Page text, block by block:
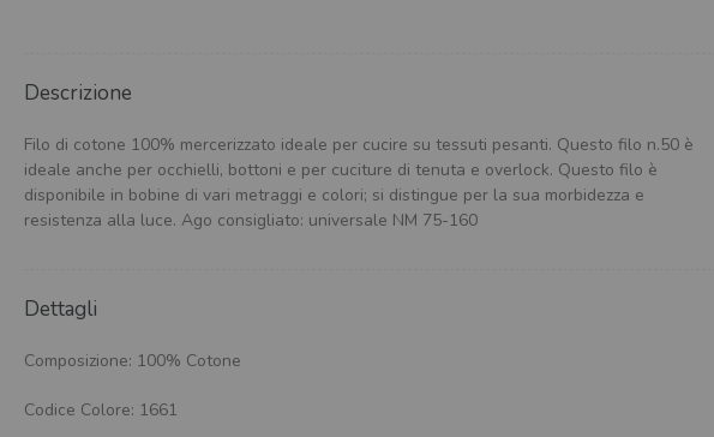
Descrizione
Filo di cotone 100% mercerizzato ideale per cucire su tessuti pesanti. Questo filo n.50 è
ideale anche per occhielli, bottoni e per cuciture di tenuta e overlock. Questo filo è
disponibile in bobine di vari metraggi e colori; si distingue per la sua morbidezza e
resistenza alla luce. Ago consigliato: universale NM 75-160
Dettagli
Composizione: 100% Cotone
Codice Colore: 1661